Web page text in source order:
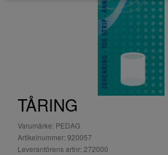
TÅRING
Varumärke: PEDAG
Artikelnummer: 920057
Leverantörens artnr: 272000